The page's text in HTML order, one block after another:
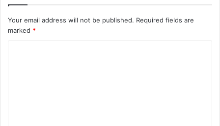
Your email address will not be published. Required fields are
marked *